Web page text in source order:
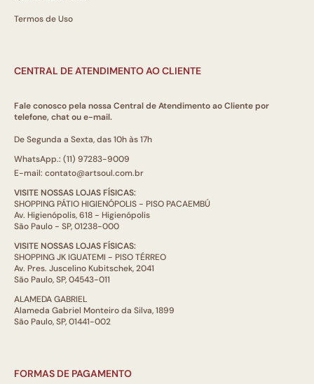
Termos de Uso
CENTRAL DE ATENDIMENTO AO CLIENTE
Fale conosco pela nossa Central de Atendimento ao Cliente por
telefone, chat ou e-mail.
De Segunda a Sexta, das 10h às 17h
WhatsApp.: (11) 97283-9009
E-mail: contato@artsoul.com.br
VISITE NOSSAS LOJAS FÍSICAS:
SHOPPING PÁTIO HIGIENÓPOLIS - PISO PACAEMBÚ
Av. Higienópolis, 618 - Higienópolis
São Paulo - SP, 01238-000
VISITE NOSSAS LOJAS FÍSICAS:
SHOPPING JK IGUATEMI - PISO TÉRREO
Av. Pres. Juscelino Kubitschek, 2041
São Paulo, SP, 04543-011
ALAMEDA GABRIEL
Alameda Gabriel Monteiro da Silva, 1899
São Paulo, SP, 01441-002
FORMAS DE PAGAMENTO